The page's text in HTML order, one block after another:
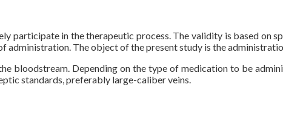
participate in the therapeutic process. The validity is based on
administration. The object of the present study is the
bloodstream. Depending on the type of medication to be
standards, preferably large-caliber veins.